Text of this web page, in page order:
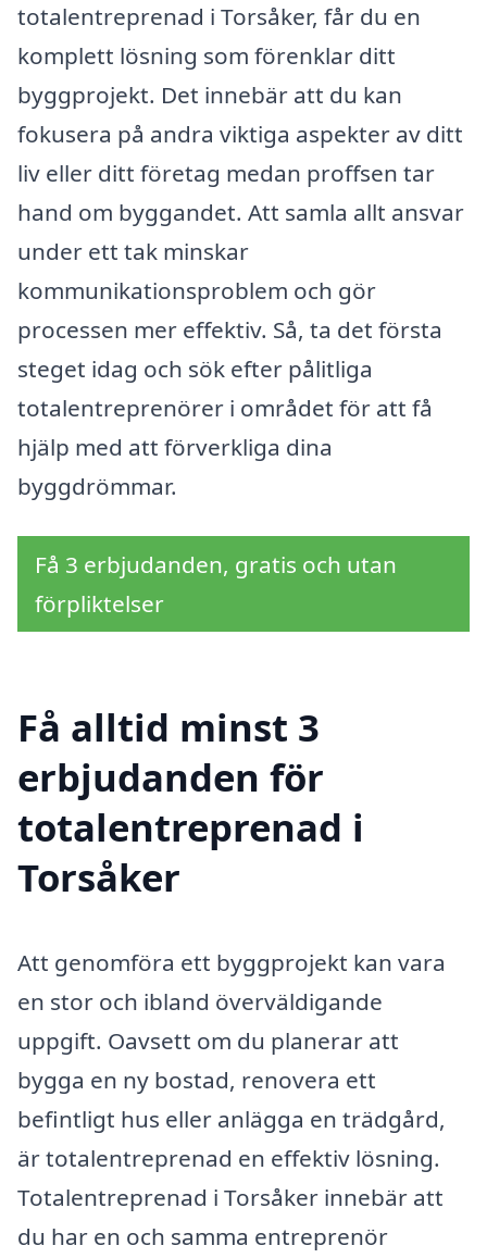
totalentreprenad i Torsåker, får du en
komplett lösning som förenklar ditt
byggprojekt. Det innebär att du kan
fokusera på andra viktiga aspekter av ditt
liv eller ditt företag medan proffsen tar
hand om byggandet. Att samla allt ansvar
under ett tak minskar
kommunikationsproblem och gör
processen mer effektiv. Så, ta det första
steget idag och sök efter pålitliga
totalentreprenörer i området för att få
hjälp med att förverkliga dina
byggdrömmar.
Få 3 erbjudanden, gratis och utan
förpliktelser
Få alltid minst 3
erbjudanden för
totalentreprenad i
Torsåker
Att genomföra ett byggprojekt kan vara
en stor och ibland överväldigande
uppgift. Oavsett om du planerar att
bygga en ny bostad, renovera ett
befintligt hus eller anlägga en trädgård,
är totalentreprenad en effektiv lösning.
Totalentreprenad i Torsåker innebär att
du har en och samma entreprenör